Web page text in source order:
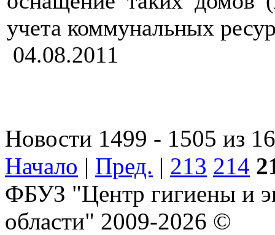
учета коммунальных
04.08.2011
Новости 1499 - 1505 из
Начало | Пред. | 213 214
ФБУЗ "Центр гигиены и
области" 2009-2026 ©